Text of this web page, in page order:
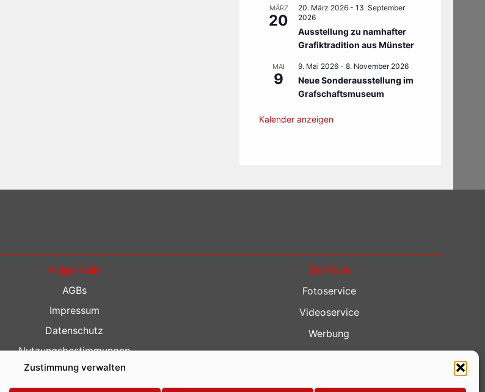
Zustimmung verwalten
MÄRZ
20
20. März 2026 - 13. September
2026
Ausstellung zu namhafter
Grafiktradition aus Münster
MAI
9
9. Mai 2026 - 8. November 2026
Neue Sonderausstellung im
Grafschaftsmuseum
Kalender anzeigen
Allgemein
AGBs
Impressum
Datenschutz
Nutzungsbestimmungen
Kontakt
Service
Fotoservice
Videoservice
Werbung